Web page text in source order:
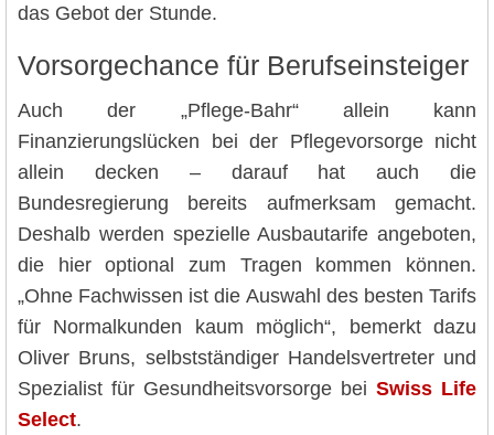
das Gebot der Stunde.
Vorsorgechance für Berufseinsteiger
Auch der „Pflege-Bahr“ allein kann
Finanzierungslücken bei der Pflegevorsorge nicht
allein decken – darauf hat auch die
Bundesregierung bereits aufmerksam gemacht.
Deshalb werden spezielle Ausbautarife angeboten,
die hier optional zum Tragen kommen können.
„Ohne Fachwissen ist die Auswahl des besten Tarifs
für Normalkunden kaum möglich“, bemerkt dazu
Oliver Bruns, selbstständiger Handelsvertreter und
Spezialist für Gesundheitsvorsorge bei Swiss Life
Select.